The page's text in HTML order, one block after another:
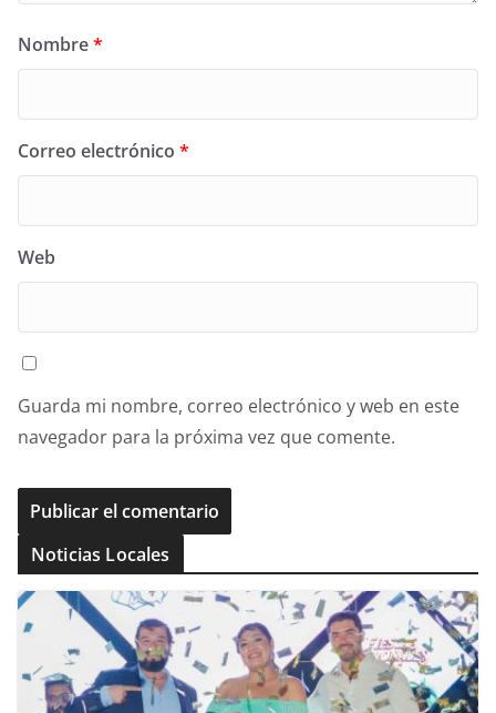
Nombre*
Correo electrónico *
Web
Guarda mi nombre, correo electrónico y web en este
navegador para la próxima vez que comente.
Noticias Locales